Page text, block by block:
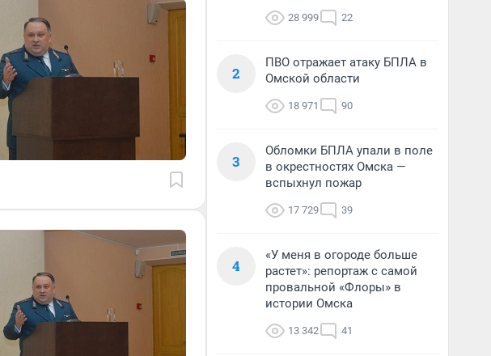
28 999 22
2
ПВО отражает атаку БПЛА в
Омской области
18 971 90
3
Обломки БПЛА упали в поле
в окрестностях Омска —
вспыхнул пожар
17 729 39
4
«У меня в огороде больше
растет»: репортаж с самой
провальной «Флоры» в
истории Омска
13 342 41